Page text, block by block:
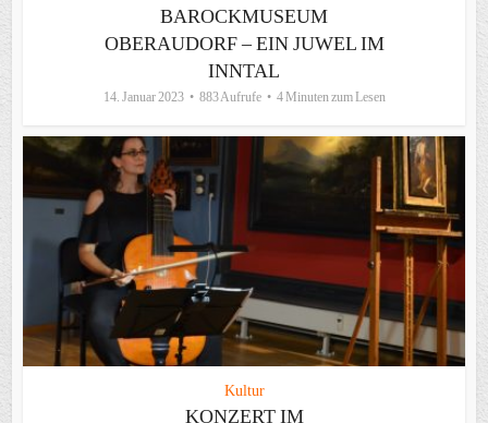
BAROCKMUSEUM
OBERAUDORF – EIN JUWEL IM
INNTAL
14. Januar 2023 883 Aufrufe 4 Minuten zum Lesen
Kultur
KONZERT IM